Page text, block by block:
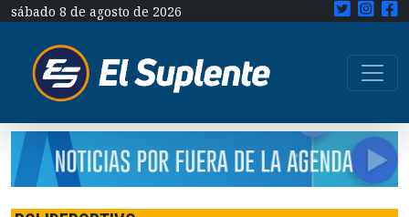
sábado 8 de agosto de 2026